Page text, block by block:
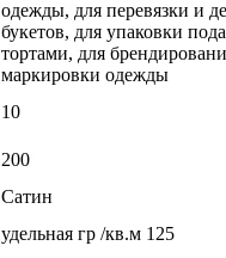
одежды, для перевязки и
букетов, для упаковки
тортами, для
маркировки одежды
10
200
Сатин
удельная гр /кв.м 125